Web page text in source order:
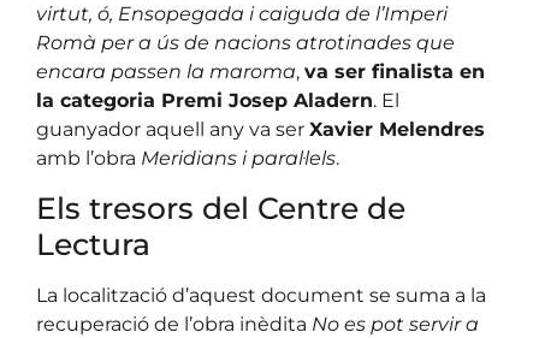
virtut, ó, Ensopegada i caiguda de l’Imperi
Romà per a ús de nacions atrotinades que
encara passen la maroma, va ser finalista en
la categoria Premi Josep Aladern. El
guanyador aquell any va ser Xavier Melendres
amb l’obra Meridians i paral·lels.
Els tresors del Centre de
Lectura
La localització d’aquest document se suma a la
recuperació de l’obra inèdita No es pot servir a